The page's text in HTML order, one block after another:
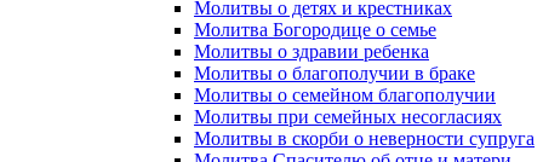
Молитвы о детях и крестниках
Молитва Богородице о семье
Молитвы о здравии ребенка
Молитвы о благополучии в браке
Молитвы о семейном благополучии
Молитвы при семейных несогласиях
Молитвы в скорби о неверности супруга